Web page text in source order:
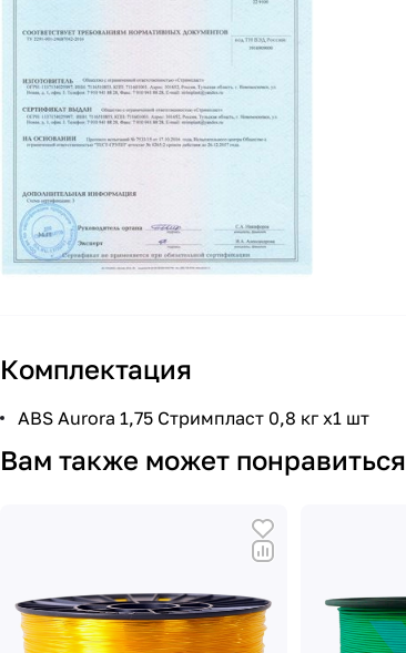
Комплектация
ABS Aurora 1,75 Стримпласт 0,8 кг x1 шт
Вам также может понравиться